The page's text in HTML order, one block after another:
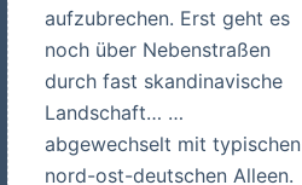
aufzubrechen. Erst geht es
noch über Nebenstraßen
durch fast skandinavische
Landschaft… …
abgewechselt mit typischen
nord-ost-deutschen Alleen.